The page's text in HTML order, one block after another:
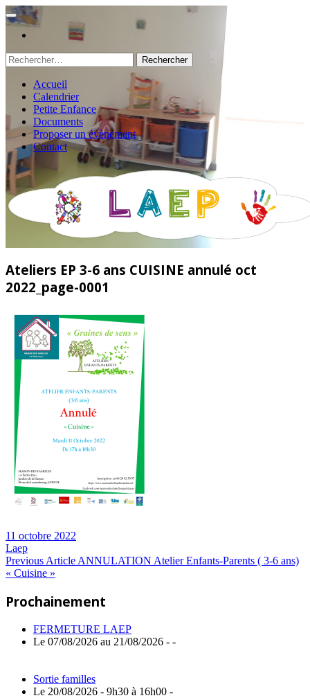
Rechercher :
Accueil
Calendrier
Petite Enfance
Documents
Proposer un évènement
Contact
Ateliers EP 3-6 ans CUISINE annulé oct
2022_page-0001
11 octobre 2022
Laep
Navigation
l’article
Previous ArticlePrevious
ANNULATION Atelier Enfants-Parents ( 3-6 ans)
« Cuisine »
Prochainement
FERMETURE LAEP
Le 07/08/2026 au 21/08/2026 - -
Sortie familles
Le 20/08/2026 - 9h30 à 16h00 -